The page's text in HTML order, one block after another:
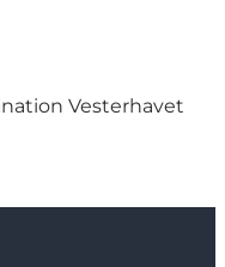
Vesterhavet